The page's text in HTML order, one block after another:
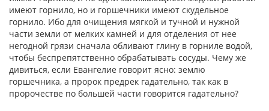
имеют горнило, но и горшечники имеют скудельное
горнило. Ибо для очищения мягкой и тучной и нужной
части земли от мелких камней и для отделения от нее
негодной грязи сначала обливают глину в горниле водой,
чтобы беспрепятственно обрабатывать сосуды. Чему же
дивиться, если Евангелие говорит ясно: землю
горшечника, а пророк предрек гадательно, так как в
пророчестве по большей части говорится гадательно?